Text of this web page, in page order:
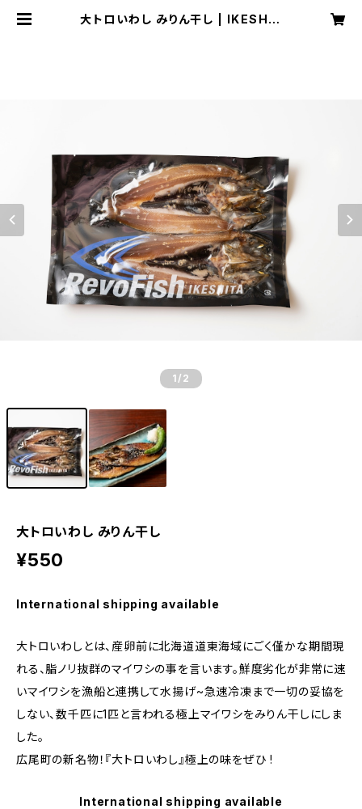
大トロいわし みりん干し | IKESHIT
1 /2
大トロいわし みりん干し
¥550
International shipping available
大トロいわしとは、産卵前に北海道道東海域にごく僅かな期間現
れる、脂ノリ抜群のマイワシの事を言います。鮮度劣化が非常に速
いマイワシを漁船と連携して水揚げ~急速冷凍まで一切の妥協を
しない、数千匹に1匹と言われる極上マイワシをみりん干しにしま
した。
広尾町の新名物！『大トロいわし』極上の味をぜひ !
International shipping available